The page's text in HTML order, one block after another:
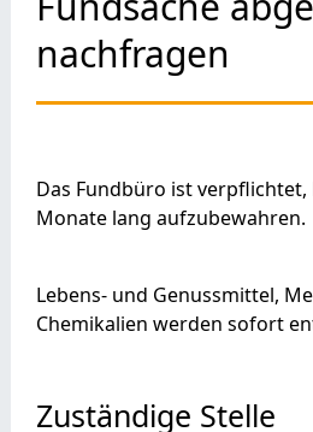
nachfragen
Das Fundbüro ist verpflichtet,
Monate lang aufzubewahren.
Lebens- und Genussmittel,
Chemikalien werden sofort
Zuständige Stelle